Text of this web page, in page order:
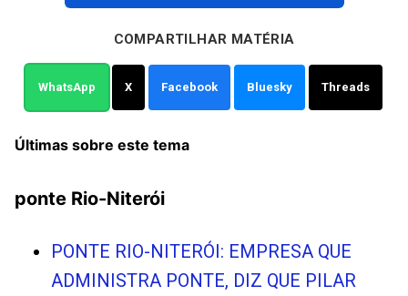
COMPARTILHAR MATÉRIA
WhatsApp X Facebook Bluesky Threads
Últimas sobre este tema
ponte Rio-Niterói
PONTE RIO-NITERÓI: EMPRESA QUE
ADMINISTRA PONTE, DIZ QUE PILAR